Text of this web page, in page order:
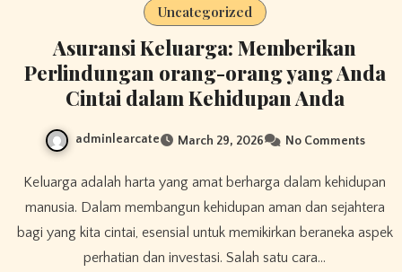
Uncategorized
Asuransi Keluarga: Memberikan
Perlindungan orang-orang yang Anda
Cintai dalam Kehidupan Anda
adminlearcate March 29, 2026 No Comments
Keluarga adalah harta yang amat berharga dalam kehidupan
manusia. Dalam membangun kehidupan aman dan sejahtera
bagi yang kita cintai, esensial untuk memikirkan beraneka aspek
perhatian dan investasi. Salah satu cara…